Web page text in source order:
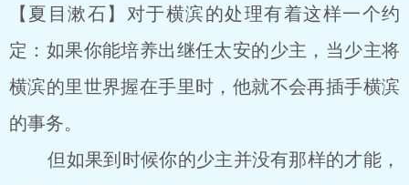
【夏目漱石】对于横滨的处理有着这样一个约
定：如果你能培养出继任太安的少主，当少主将
横滨的里世界握在手里时，他就不会再插手横滨
的事务。
但如果到时候你的少主并没有那样的才能，